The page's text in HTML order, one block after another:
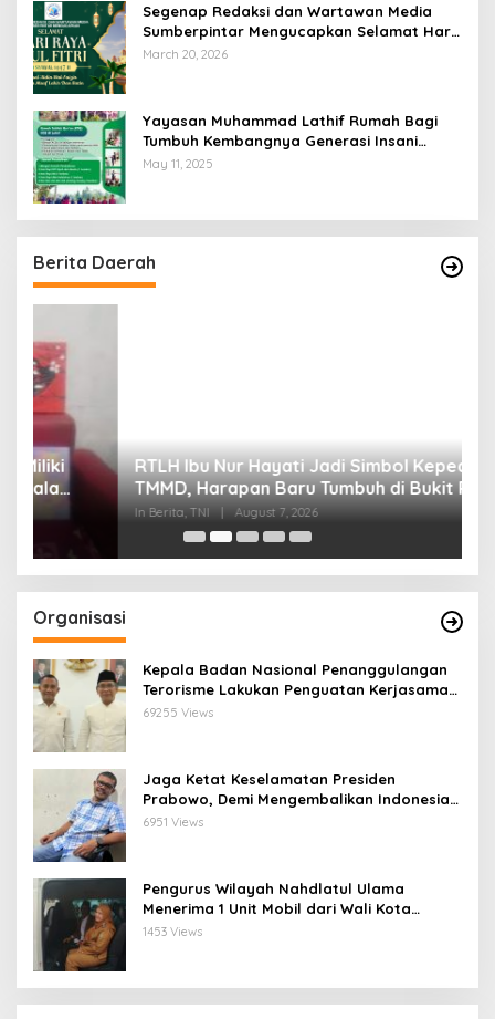
Segenap Redaksi dan Wartawan Media
Sumberpintar Mengucapkan Selamat Hari
Raya Idul Fitri 1447 Hijriyah / 2026 M
March 20, 2026
Yayasan Muhammad Lathif Rumah Bagi
Tumbuh Kembangnya Generasi Insani
Cerdas dan Berkarakter
May 11, 2025
Berita Daerah
RTLH Ibu Nur Hayati Jadi Simbol Kepedulian
TMMD, Harapan Baru Tumbuh di Bukit Pinang
Jaya
In Berita, TNI | August 7, 2026
Organisasi
Kepala Badan Nasional Penanggulangan
Terorisme Lakukan Penguatan Kerjasama
Ketua Pengurus Besar Nahdlatul Ulama
69255 Views
Jaga Ketat Keselamatan Presiden
Prabowo, Demi Mengembalikan Indonesia
Menjadi Macan Asia
6951 Views
Pengurus Wilayah Nahdlatul Ulama
Menerima 1 Unit Mobil dari Wali Kota
Bandar Lampung
1453 Views